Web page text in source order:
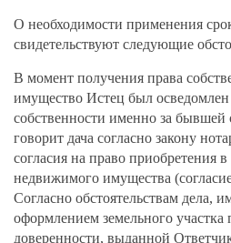
О необходимости применения
свидетельствуют следующие
В момент получения права
имущество Истец был осведомлен
собственности именно за
говорит дача согласно закону
согласия на право приобретения
недвижимого имущества
Согласно обстоятельствам дела,
оформлением земельного участка
доверенности, выданной